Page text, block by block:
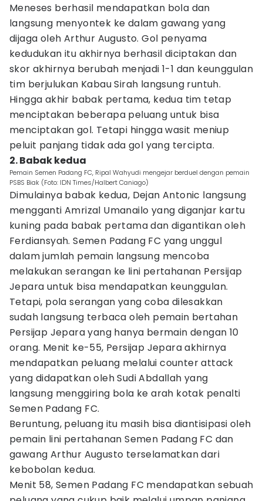
Meneses berhasil mendapatkan bola dan
langsung menyontek ke dalam gawang yang
dijaga oleh Arthur Augusto. Gol penyama
kedudukan itu akhirnya berhasil diciptakan dan
skor akhirnya berubah menjadi 1-1 dan keunggulan
tim berjulukan Kabau Sirah langsung runtuh.
Hingga akhir babak pertama, kedua tim tetap
menciptakan beberapa peluang untuk bisa
menciptakan gol. Tetapi hingga wasit meniup
peluit panjang tidak ada gol yang tercipta.
2. Babak kedua
Pemain Semen Padang FC, Ripal Wahyudi mengejar berduel dengan pemain
PSBS Biak (Foto: IDN Times/Halbert Caniago)
Dimulainya babak kedua, Dejan Antonic langsung
mengganti Amrizal Umanailo yang diganjar kartu
kuning pada babak pertama dan digantikan oleh
Ferdiansyah. Semen Padang FC yang unggul
dalam jumlah pemain langsung mencoba
melakukan serangan ke lini pertahanan Persijap
Jepara untuk bisa mendapatkan keunggulan.
Tetapi, pola serangan yang coba dilesakkan
sudah langsung terbaca oleh pemain bertahan
Persijap Jepara yang hanya bermain dengan 10
orang. Menit ke-55, Persijap Jepara akhirnya
mendapatkan peluang melalui counter attack
yang didapatkan oleh Sudi Abdallah yang
langsung menggiring bola ke arah kotak penalti
Semen Padang FC.
Beruntung, peluang itu masih bisa diantisipasi oleh
pemain lini pertahanan Semen Padang FC dan
gawang Arthur Augusto terselamatkan dari
kebobolan kedua.
Menit 58, Semen Padang FC mendapatkan sebuah